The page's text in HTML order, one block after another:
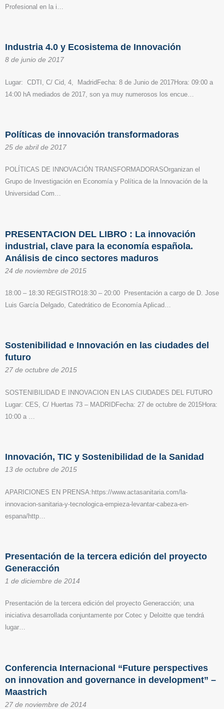
Profesional en la i…
Industria 4.0 y Ecosistema de Innovación
8 de junio de 2017
Lugar: CDTI, C/ Cid, 4, MadridFecha: 8 de Junio de 2017Hora: 09:00 a
14:00 hA mediados de 2017, son ya muy numerosos los encue…
Políticas de innovación transformadoras
25 de abril de 2017
POLÍTICAS DE INNOVACIÓN TRANSFORMADORASOrganizan el
Grupo de Investigación en Economía y Política de la Innovación de la
Universidad Com…
PRESENTACION DEL LIBRO : La innovación
industrial, clave para la economía española.
Análisis de cinco sectores maduros
24 de noviembre de 2015
18:00 – 18:30 REGISTRO18:30 – 20:00 Presentación a cargo de D. Jose
Luis García Delgado, Catedrático de Economía Aplicad…
Sostenibilidad e Innovación en las ciudades del
futuro
27 de octubre de 2015
SOSTENIBILIDAD E INNOVACION EN LAS CIUDADES DEL FUTURO
Lugar: CES, C/ Huertas 73 – MADRIDFecha: 27 de octubre de 2015Hora:
10:00 a …
Innovación, TIC y Sostenibilidad de la Sanidad
13 de octubre de 2015
APARICIONES EN PRENSA:https://www.actasanitaria.com/la-
innovacion-sanitaria-y-tecnologica-empieza-levantar-cabeza-en-
espana/http…
Presentación de la tercera edición del proyecto
Generacción
1 de diciembre de 2014
Presentación de la tercera edición del proyecto Generacción; una
iniciativa desarrollada conjuntamente por Cotec y Deloitte que tendrá
lugar…
Conferencia Internacional “Future perspectives
on innovation and governance in development” –
Maastrich
27 de noviembre de 2014